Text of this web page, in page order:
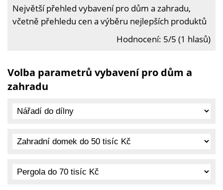
Největší přehled vybavení pro dům a zahradu,
včetně přehledu cen a výběru nejlepších produktů
Hodnocení: 5/5 (1 hlasů)
Volba parametrů vybavení pro dům a
zahradu